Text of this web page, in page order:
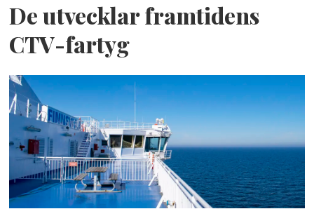
De utvecklar framtidens
CTV-fartyg